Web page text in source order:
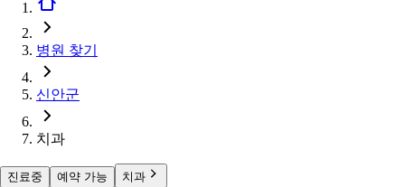
병원 찾기
신안군
치과
진료중 예약 가능 치과